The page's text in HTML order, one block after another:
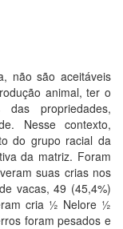
não são aceitáveis
animal, ter o
propriedades,
Nesse contexto,
do grupo racial da
da matriz. Foram
suas crias nos
vacas, 49 (45,4%)
cria ½ Nelore ½
foram pesados e